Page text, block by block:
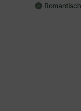
Romantisch